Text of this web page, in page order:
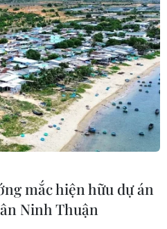
mắc hiện hữu dự án
Ninh Thuận